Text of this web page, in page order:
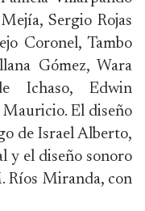
Sergio Rojas
Coronel, Tambo
Gómez, Wara
Ichaso, Edwin
El diseño
de Israel Alberto,
y el diseño sonoro
Ríos Miranda, con